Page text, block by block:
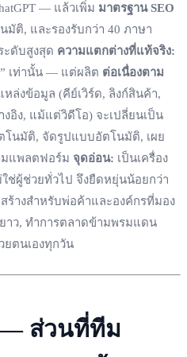
— แล้วเพิ่ม มาตรฐาน SEO
มัติ, และรองรับกว่า 40 ภาษา
ะดับสูงสุด ความแตกต่างที่แท้จริง:
เท่านั้น — แต่ผลิต ต่อเนื่องตาม
ล่งข้อมูล (คีย์เวิร์ด, ลิงก์สินค้า,
อิง, แม้แต่วิดีโอ) จะเปลี่ยนเป็น
โนมัติ, จัดรูปแบบอัตโนมัติ, เผย
มแพลตฟอร์ม จุดอ่อน: เป็นเครื่อง
ช่ผู้ช่วยทั่วไป จึงยืดหยุ่นน้อยกว่า
สร้างสำหรับพ่อค้าและองค์กรที่มอง
าว, ทำการตลาดข้ามพรมแดน
ยตนเองทุกวัน
— ส่วนที่ทีม